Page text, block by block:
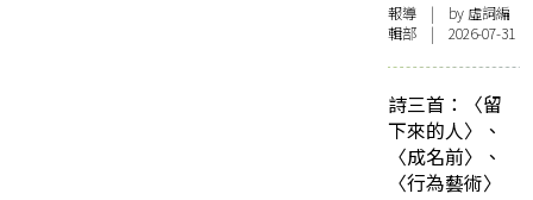
報導 | by 虛詞編
輯部 | 2026-07-31
詩三首：〈留
下來的人〉、
〈成名前〉、
〈行為藝術〉